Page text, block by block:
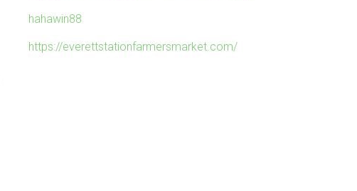
hahawin88
https://everettstationfarmersmarket.com/